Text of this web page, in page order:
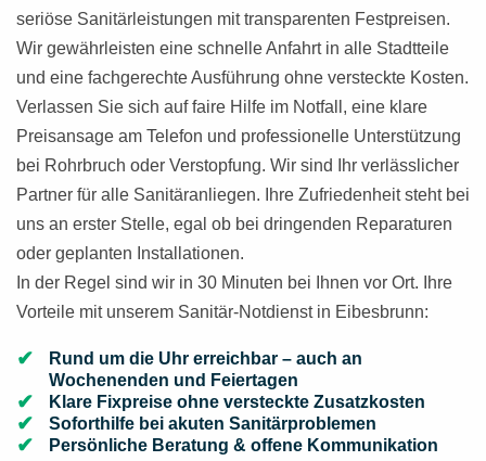
seriöse Sanitärleistungen mit transparenten Festpreisen.
Wir gewährleisten eine schnelle Anfahrt in alle Stadtteile
und eine fachgerechte Ausführung ohne versteckte Kosten.
Verlassen Sie sich auf faire Hilfe im Notfall, eine klare
Preisansage am Telefon und professionelle Unterstützung
bei Rohrbruch oder Verstopfung. Wir sind Ihr verlässlicher
Partner für alle Sanitäranliegen. Ihre Zufriedenheit steht bei
uns an erster Stelle, egal ob bei dringenden Reparaturen
oder geplanten Installationen.
In der Regel sind wir in 30 Minuten bei Ihnen vor Ort. Ihre
Vorteile mit unserem Sanitär-Notdienst in Eibesbrunn:
Rund um die Uhr erreichbar – auch an
Wochenenden und Feiertagen
Klare Fixpreise ohne versteckte Zusatzkosten
Soforthilfe bei akuten Sanitärproblemen
Persönliche Beratung & offene Kommunikation